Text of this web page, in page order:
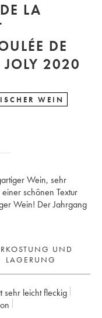
LA
DE
JOLY 2020
WEIN
Wein, sehr
schönen Textur
Wein! Der Jahrgang
UND
LAGERUNG
sehr leicht fleckig